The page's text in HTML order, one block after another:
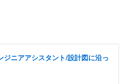
ニアアシスタント/設計図に沿っ